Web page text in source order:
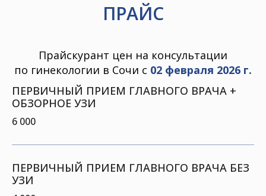
ПРАЙС
Прайскурант цен на консультации
по гинекологии в Сочи с 02 февраля 2026 г.
ПЕРВИЧНЫЙ ПРИЕМ ГЛАВНОГО ВРАЧА +
ОБЗОРНОЕ УЗИ
6 000
ПЕРВИЧНЫЙ ПРИЕМ ГЛАВНОГО ВРАЧА БЕЗ
УЗИ